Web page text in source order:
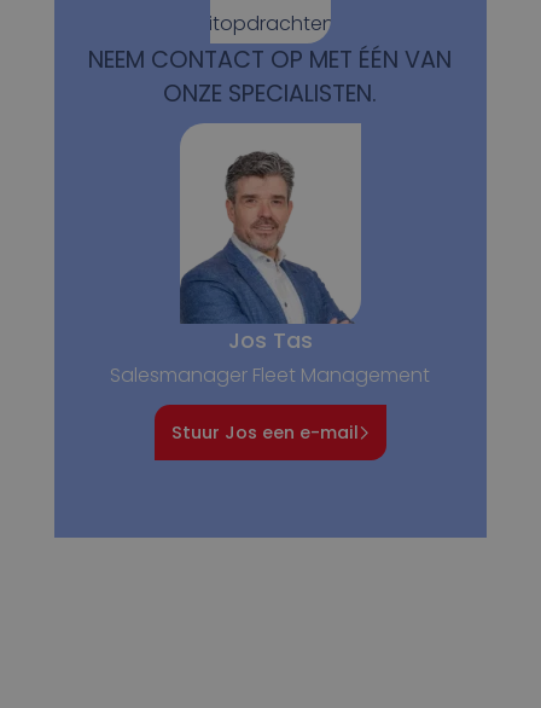
ritopdrachten.
NEEM CONTACT OP MET ÉÉN VAN
ONZE SPECIALISTEN.
Jos Tas
Salesmanager Fleet Management
Stuur Jos een e-mail